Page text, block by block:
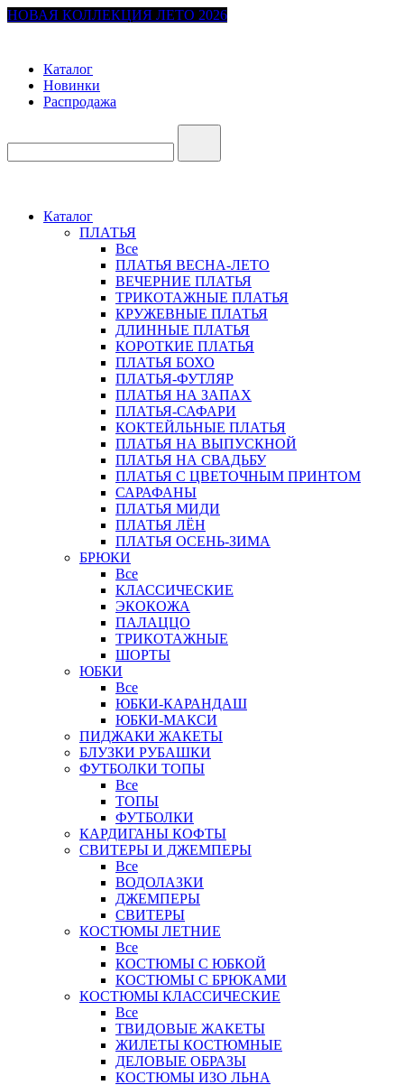
НОВАЯ КОЛЛЕКЦИЯ ЛЕТО 2026
Каталог
Новинки
Распродажа
Каталог
ПЛАТЬЯ
Все
ПЛАТЬЯ ВЕСНА-ЛЕТО
ВЕЧЕРНИЕ ПЛАТЬЯ
ТРИКОТАЖНЫЕ ПЛАТЬЯ
КРУЖЕВНЫЕ ПЛАТЬЯ
ДЛИННЫЕ ПЛАТЬЯ
КОРОТКИЕ ПЛАТЬЯ
ПЛАТЬЯ БОХО
ПЛАТЬЯ-ФУТЛЯР
ПЛАТЬЯ НА ЗАПАХ
ПЛАТЬЯ-САФАРИ
КОКТЕЙЛЬНЫЕ ПЛАТЬЯ
ПЛАТЬЯ НА ВЫПУСКНОЙ
ПЛАТЬЯ НА СВАДЬБУ
ПЛАТЬЯ С ЦВЕТОЧНЫМ ПРИНТОМ
САРАФАНЫ
ПЛАТЬЯ МИДИ
ПЛАТЬЯ ЛЁН
ПЛАТЬЯ ОСЕНЬ-ЗИМА
БРЮКИ
Все
КЛАССИЧЕСКИЕ
ЭКОКОЖА
ПАЛАЦЦО
ТРИКОТАЖНЫЕ
ШОРТЫ
ЮБКИ
Все
ЮБКИ-КАРАНДАШ
ЮБКИ-МАКСИ
ПИДЖАКИ ЖАКЕТЫ
БЛУЗКИ РУБАШКИ
ФУТБОЛКИ ТОПЫ
Все
ТОПЫ
ФУТБОЛКИ
КАРДИГАНЫ КОФТЫ
СВИТЕРЫ И ДЖЕМПЕРЫ
Все
ВОДОЛАЗКИ
ДЖЕМПЕРЫ
СВИТЕРЫ
КОСТЮМЫ ЛЕТНИЕ
Все
КОСТЮМЫ С ЮБКОЙ
КОСТЮМЫ С БРЮКАМИ
КОСТЮМЫ КЛАССИЧЕСКИЕ
Все
ТВИДОВЫЕ ЖАКЕТЫ
ЖИЛЕТЫ КОСТЮМНЫЕ
ДЕЛОВЫЕ ОБРАЗЫ
КОСТЮМЫ ИЗО ЛЬНА